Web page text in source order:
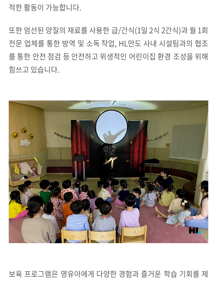
적한 활동이 가능합니다.
또한 엄선된 양질의 재료를 사용한 급/간식(1일 2식 2간식)과 월 1회
전문 업체를 통한 방역 및 소독 작업, HL만도 사내 시설팀과의 협조
를 통한 안전 점검 등 안전하고 위생적인 어린이집 환경 조성을 위해
힘쓰고 있습니다.
보육 프로그램은 영유아에게 다양한 경험과 즐거운 학습 기회를 제